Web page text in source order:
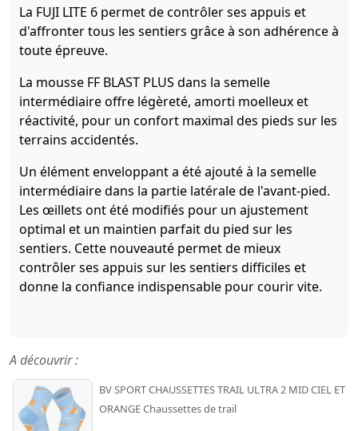
La FUJI LITE 6 permet de contrôler ses appuis et
d'affronter tous les sentiers grâce à son adhérence à
toute épreuve.
La mousse FF BLAST PLUS dans la semelle
intermédiaire offre légèreté, amorti moelleux et
réactivité, pour un confort maximal des pieds sur les
terrains accidentés.​
Un élément enveloppant a été ajouté à la semelle
intermédiaire dans la partie latérale de l'avant-pied.
Les œillets ont été modifiés pour un ajustement
optimal et un maintien parfait du pied sur les
sentiers. Cette nouveauté permet de mieux
contrôler ses appuis sur les sentiers difficiles et
donne la confiance indispensable pour courir vite.
A découvrir :
BV SPORT CHAUSSETTES TRAIL ULTRA 2 MID CIEL ET
ORANGE Chaussettes de trail